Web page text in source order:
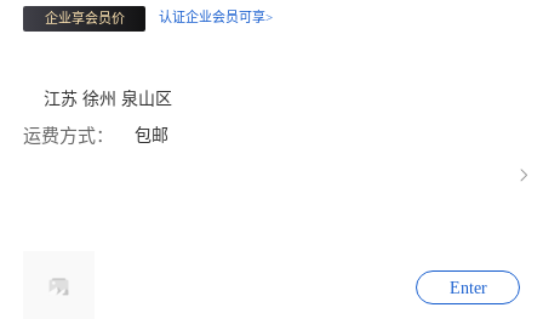
企业享会员价 认证企业会员可享>
江苏 徐州 泉山区
运费方式： 包邮
Enter